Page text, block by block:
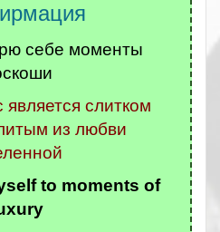
себе моменты
слитком
из любви
to moments of